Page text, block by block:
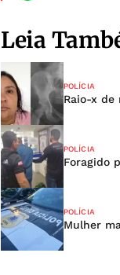
Leia
POLÍCIA
Raio-x
POLÍCIA
Foragido
POLÍCIA
Mulher